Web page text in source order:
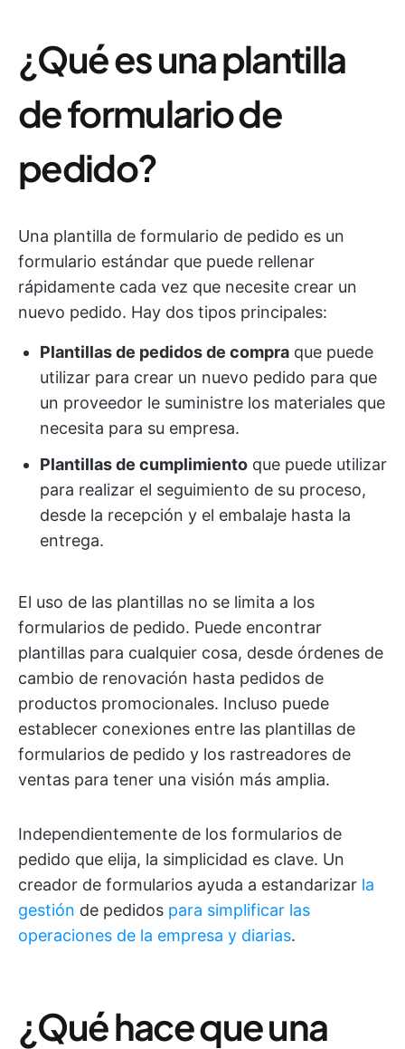
¿Qué es una plantilla
de formulario de
pedido?
Una plantilla de formulario de pedido es un
formulario estándar que puede rellenar
rápidamente cada vez que necesite crear un
nuevo pedido. Hay dos tipos principales:
Plantillas de pedidos de compra que puede
utilizar para crear un nuevo pedido para que
un proveedor le suministre los materiales que
necesita para su empresa.
Plantillas de cumplimiento que puede utilizar
para realizar el seguimiento de su proceso,
desde la recepción y el embalaje hasta la
entrega.
El uso de las plantillas no se limita a los
formularios de pedido. Puede encontrar
plantillas para cualquier cosa, desde órdenes de
cambio de renovación hasta pedidos de
productos promocionales. Incluso puede
establecer conexiones entre las plantillas de
formularios de pedido y los rastreadores de
ventas para tener una visión más amplia.
Independientemente de los formularios de
pedido que elija, la simplicidad es clave. Un
creador de formularios ayuda a estandarizar la
gestión de pedidos para simplificar las
operaciones de la empresa y diarias.
¿Qué hace que una